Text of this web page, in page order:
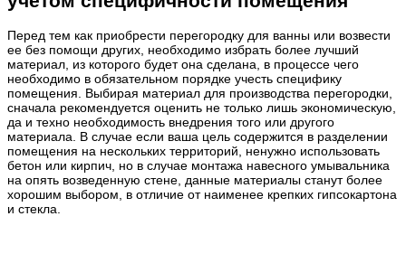
Перед тем как приобрести перегородку для ванны или возвести
ее без помощи других, необходимо избрать более лучший
материал, из которого будет она сделана, в процессе чего
необходимо в обязательном порядке учесть специфику
помещения. Выбирая материал для производства перегородки,
сначала рекомендуется оценить не только лишь экономическую,
да и техно необходимость внедрения того или другого
материала. В случае если ваша цель содержится в разделении
помещения на нескольких территорий, ненужно использовать
бетон или кирпич, но в случае монтажа навесного умывальника
на опять возведенную стене, данные материалы станут более
хорошим выбором, в отличие от наименее крепких гипсокартона
и стекла.